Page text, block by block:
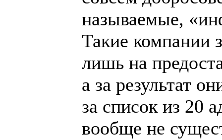
называемые,
Такие компании
лишь на
а за результат
за список из 20
вообще не